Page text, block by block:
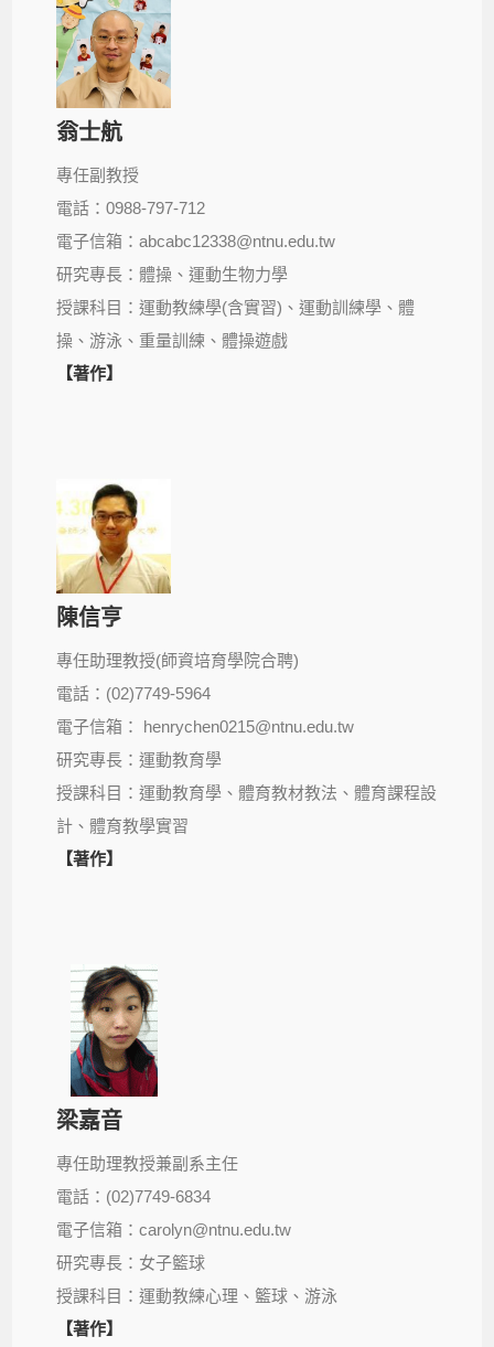
翁士航
專任副教授
電話：0988-797-712
電子信箱：abcabc12338@ntnu.edu.tw
研究專長：體操、運動生物力學
授課科目：運動教練學(含實習)、運動訓練學、體
操、游泳、重量訓練、體操遊戲
【著作】
陳信亨
專任助理教授(師資培育學院合聘)
電話：(02)7749-5964
電子信箱： henrychen0215@ntnu.edu.tw
研究專長：運動教育學
授課科目：運動教育學、體育教材教法、體育課程設
計、體育教學實習
【著作】
梁嘉音
專任助理教授兼副系主任
電話：(02)7749-6834
電子信箱：carolyn@ntnu.edu.tw
研究專長：女子籃球
授課科目：運動教練心理、籃球、游泳
【著作】